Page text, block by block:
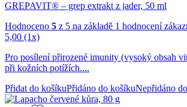
GREPAVIT® – grep extrakt z jader, 50 ml
Hodnoceno 5 z 5 na základě 1 hodnocení
5,00 (1x)
Pro posílení přirozené imunity (vysoký obsah
při kožních potížích....
Přidat do košíkuPřidáno do košíkuNepřidáno